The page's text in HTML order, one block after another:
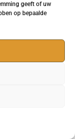
geeft of uw
op bepaalde
West -